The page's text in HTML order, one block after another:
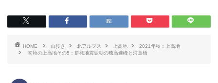
HOME 山歩き 北アルプス 上高地
2021年秋：上高地
初秋の上高地その5：群発地震翌朝の穂高連峰と河童橋